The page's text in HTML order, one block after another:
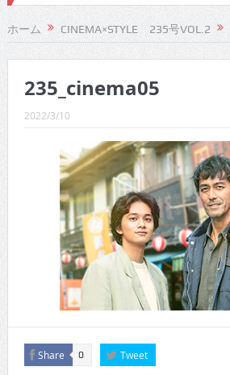
CINEMA×STYLE 292号
CINEMA×STYLE 291号
CINEMA×STYLE 290号
CINEMA×STYLE 289号
CINEMA×STYLE 288号
CINEMA×STYLE 287号
CINEMA×STYLE 286号
CINEMA×STYLE 285号
CINEMA×STYLE 294号
ホーム CINEMA×STYLE 235号VOL.2
235_cinema05
2022/3/10
Share 0 Tweet